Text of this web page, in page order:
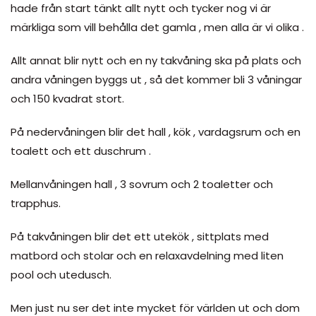
hade från start tänkt allt nytt och tycker nog vi är
märkliga som vill behålla det gamla , men alla är vi olika .
Allt annat blir nytt och en ny takvåning ska på plats och
andra våningen byggs ut , så det kommer bli 3 våningar
och 150 kvadrat stort.
På nedervåningen blir det hall , kök , vardagsrum och en
toalett och ett duschrum .
Mellanvåningen hall , 3 sovrum och 2 toaletter och
trapphus.
På takvåningen blir det ett utekök , sittplats med
matbord och stolar och en relaxavdelning med liten
pool och utedusch.
Men just nu ser det inte mycket för världen ut och dom